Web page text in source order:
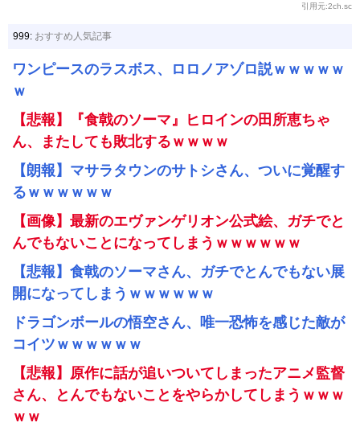
引用元:2ch.sc
999: おすすめ人気記事
ワンピースのラスボス、ロロノアゾロ説ｗｗｗｗｗ
ｗ
【悲報】『食戟のソーマ』ヒロインの田所恵ちゃ
ん、またしても敗北するｗｗｗｗ
【朗報】マサラタウンのサトシさん、ついに覚醒す
るｗｗｗｗｗｗ
【画像】最新のエヴァンゲリオン公式絵、ガチでと
んでもないことになってしまうｗｗｗｗｗｗ
【悲報】食戟のソーマさん、ガチでとんでもない展
開になってしまうｗｗｗｗｗｗ
ドラゴンボールの悟空さん、唯一恐怖を感じた敵が
コイツｗｗｗｗｗｗ
【悲報】原作に話が追いついてしまったアニメ監督
さん、とんでもないことをやらかしてしまうｗｗｗ
ｗｗ